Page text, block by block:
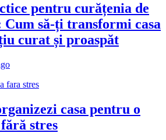
pentru curățenia de
să-ți transformi casa
curat și proaspăt
casa pentru o
stres